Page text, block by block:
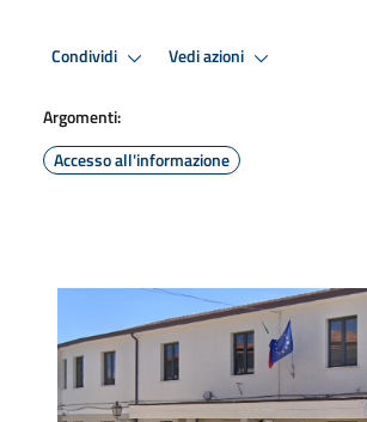
Condividi Vedi azioni
Argomenti:
Accesso all'informazione